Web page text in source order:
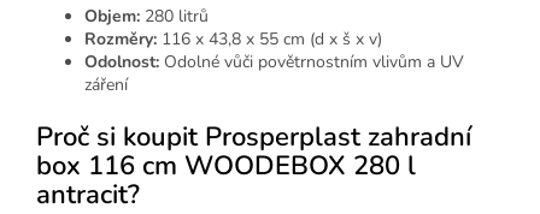
Objem: 280 litrů
Rozměry: 116 x 43,8 x 55 cm (d x š x v)
Odolnost: Odolné vůči povětrnostním vlivům a UV
záření
Proč si koupit Prosperplast zahradní
box 116 cm WOODEBOX 280 l
antracit?